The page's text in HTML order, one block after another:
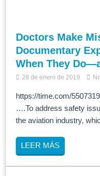
Doctors Make
Documentary
When They
28 de enero de 2019
https://time.com/
….To address safety
the aviation industry,
LEER MÁS